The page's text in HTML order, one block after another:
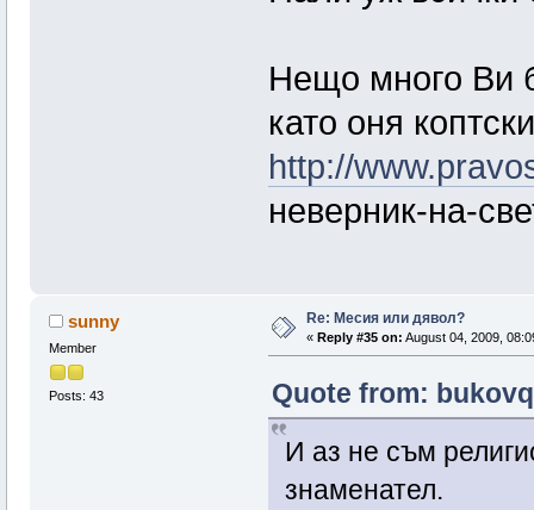
Нещо много Ви
като оня
http://
неверник-на-
sunny
Member
Posts: 43
Re: Месия или дявол?
« Reply #35 on: August 04, 2009,
Quote from:
И аз не съм
знаменател.